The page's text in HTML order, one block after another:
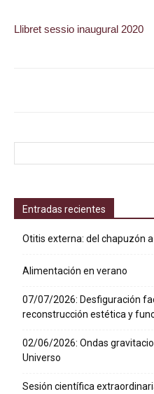
Llibret sessio inaugural 2020
Entradas recientes
Otitis externa: del chapuzón
Alimentación en verano
07/07/2026: Desfiguración
reconstrucción estética y
02/06/2026: Ondas
Universo
Sesión científica